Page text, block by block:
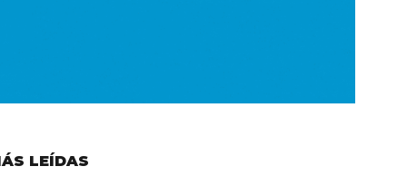
LEÍDAS